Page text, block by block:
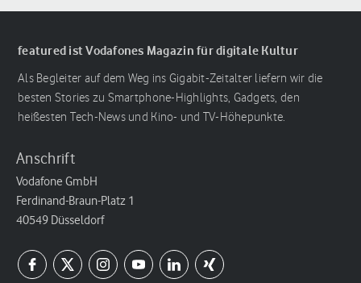
featured ist Vodafones Magazin für digitale Kultur
Als Begleiter auf dem Weg ins Gigabit-Zeitalter liefern wir die
besten Stories zu Smartphone-Highlights, Gadgets, den
heißesten Tech-News und Kino- und TV-Höhepunkte.
Anschrift
Vodafone GmbH
Ferdinand-Braun-Platz 1
40549 Düsseldorf